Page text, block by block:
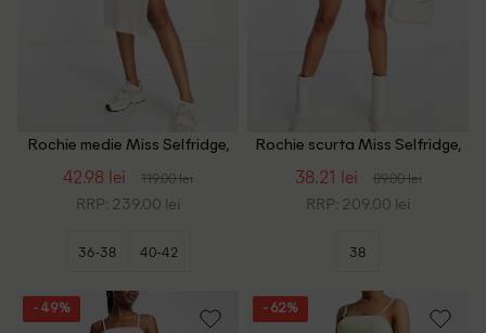
Rochie medie Miss Selfridge,
42.98 lei 119.00 lei
RRP: 239.00 lei
36-38 40-42
Rochie scurta Miss Selfridge,
38.21 lei 89.00 lei
RRP: 209.00 lei
38
- 49% - 62%